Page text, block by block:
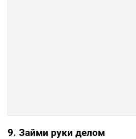
9. Займи руки делом